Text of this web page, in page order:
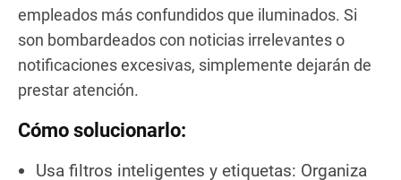
empleados más confundidos que iluminados. Si
son bombardeados con noticias irrelevantes o
notificaciones excesivas, simplemente dejarán de
prestar atención.
Cómo solucionarlo:
Usa filtros inteligentes y etiquetas: Organiza